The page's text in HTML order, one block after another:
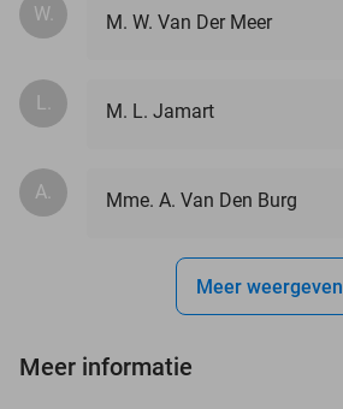
W. M. W. Van Der Meer
L. M. L. Jamart
A. Mme. A. Van Den Burg
Meer weergeven
Meer informatie